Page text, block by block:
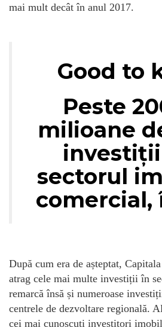
mai mult decât în anul 2017.
Good to
Peste
milioane
sectorul
comercial,
După cum era de așteptat,
atrag cele mai multe investiții în
remarcă însă și numeroase
centrele de dezvoltare regională.
cei mai cunoscuți investitori